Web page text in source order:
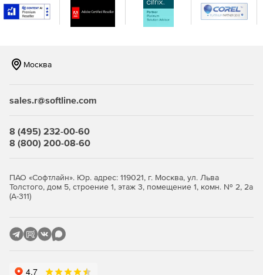
и многие другие. Кроме того, программа предоставляет
возможность комплексного редактирования RAW файлов.
В целях экономии времени и повышения
передовые технологии, высокую производительность и
профессиональной обработки портретных снимков.
незаменимыми помощниками при создании и
редактировании векторных фигур. Можно с легкостью
макеты
Москва
sales.r@softline.com
8 (495) 232-00-60
8 (800) 200-08-60
ПАО «Софтлайн». Юр. адрес: 119021, г. Москва, ул. Льва
Толстого, дом 5, строение 1, этаж 3, помещение 1, комн. № 2, 2а
(А-311)